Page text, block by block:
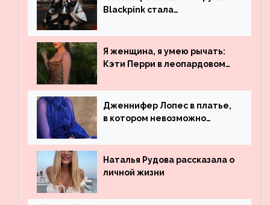
Blackpink стала
просмотрам на YouTube. Они
обогнали даже Джастина
Бибера
Я женщина, я умею рычать:
Кэти Перри в леопардовом
Дженнифер Лопес в платье,
в котором невозможно
Наталья Рудова рассказала о
личной жизни